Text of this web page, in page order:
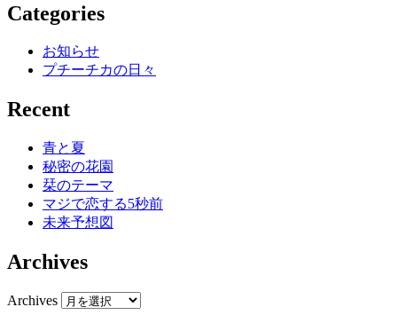
Categories
お知らせ
プチーチカの日々
Recent
青と夏
秘密の花園
栞のテーマ
マジで恋する5秒前
未来予想図
Archives
Archives